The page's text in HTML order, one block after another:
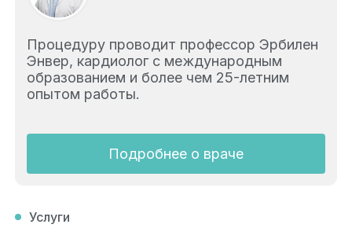
Процедуру проводит профессор Эрбилен
Энвер, кардиолог с международным
образованием и более чем 25-летним
опытом работы.
Подробнее о враче
Услуги